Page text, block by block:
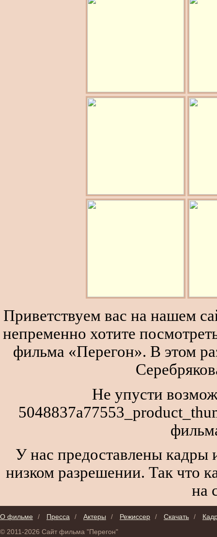
Приветствуем вас на нашем
непременно хотите
фильма «Перегон». В этом
Не упусти
У нас предоставлены кадры
низком разрешении. Так что
на
О фильме / Пресса / Актеры / Режиссер / Скачать /
© 2011-2026 Сайт фильма "Перегон"